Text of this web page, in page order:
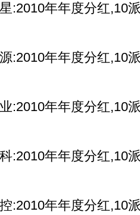
年年度分红,10
年年度分红,10
年年度分红,10
年年度分红,10
年年度分红,10